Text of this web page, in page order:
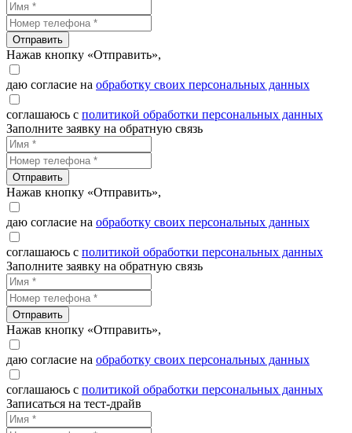
Отправить
Нажав кнопку «Отправить»,
даю согласие на обработку своих персональных данных
соглашаюсь с политикой обработки персональных данных
Заполните заявку на обратную связь
Отправить
Нажав кнопку «Отправить»,
даю согласие на обработку своих персональных данных
соглашаюсь с политикой обработки персональных данных
Заполните заявку на обратную связь
Отправить
Нажав кнопку «Отправить»,
даю согласие на обработку своих персональных данных
соглашаюсь с политикой обработки персональных данных
Записаться на тест-драйв